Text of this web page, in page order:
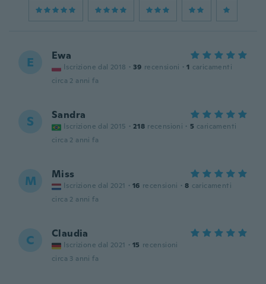
E Ewa
Iscrizione dal 2018 · 39 recensioni · 1 caricamenti
circa 2 anni fa
S Sandra
Iscrizione dal 2015 · 218 recensioni · 5 caricamenti
circa 2 anni fa
M Miss
Iscrizione dal 2021 · 16 recensioni · 8 caricamenti
circa 2 anni fa
C Claudia
Iscrizione dal 2021 · 15 recensioni
circa 3 anni fa